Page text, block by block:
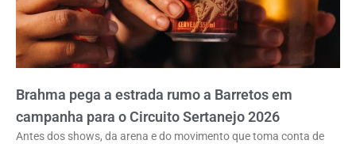
Brahma pega a estrada rumo a Barretos em
campanha para o Circuito Sertanejo 2026
Antes dos shows, da arena e do movimento que toma conta de